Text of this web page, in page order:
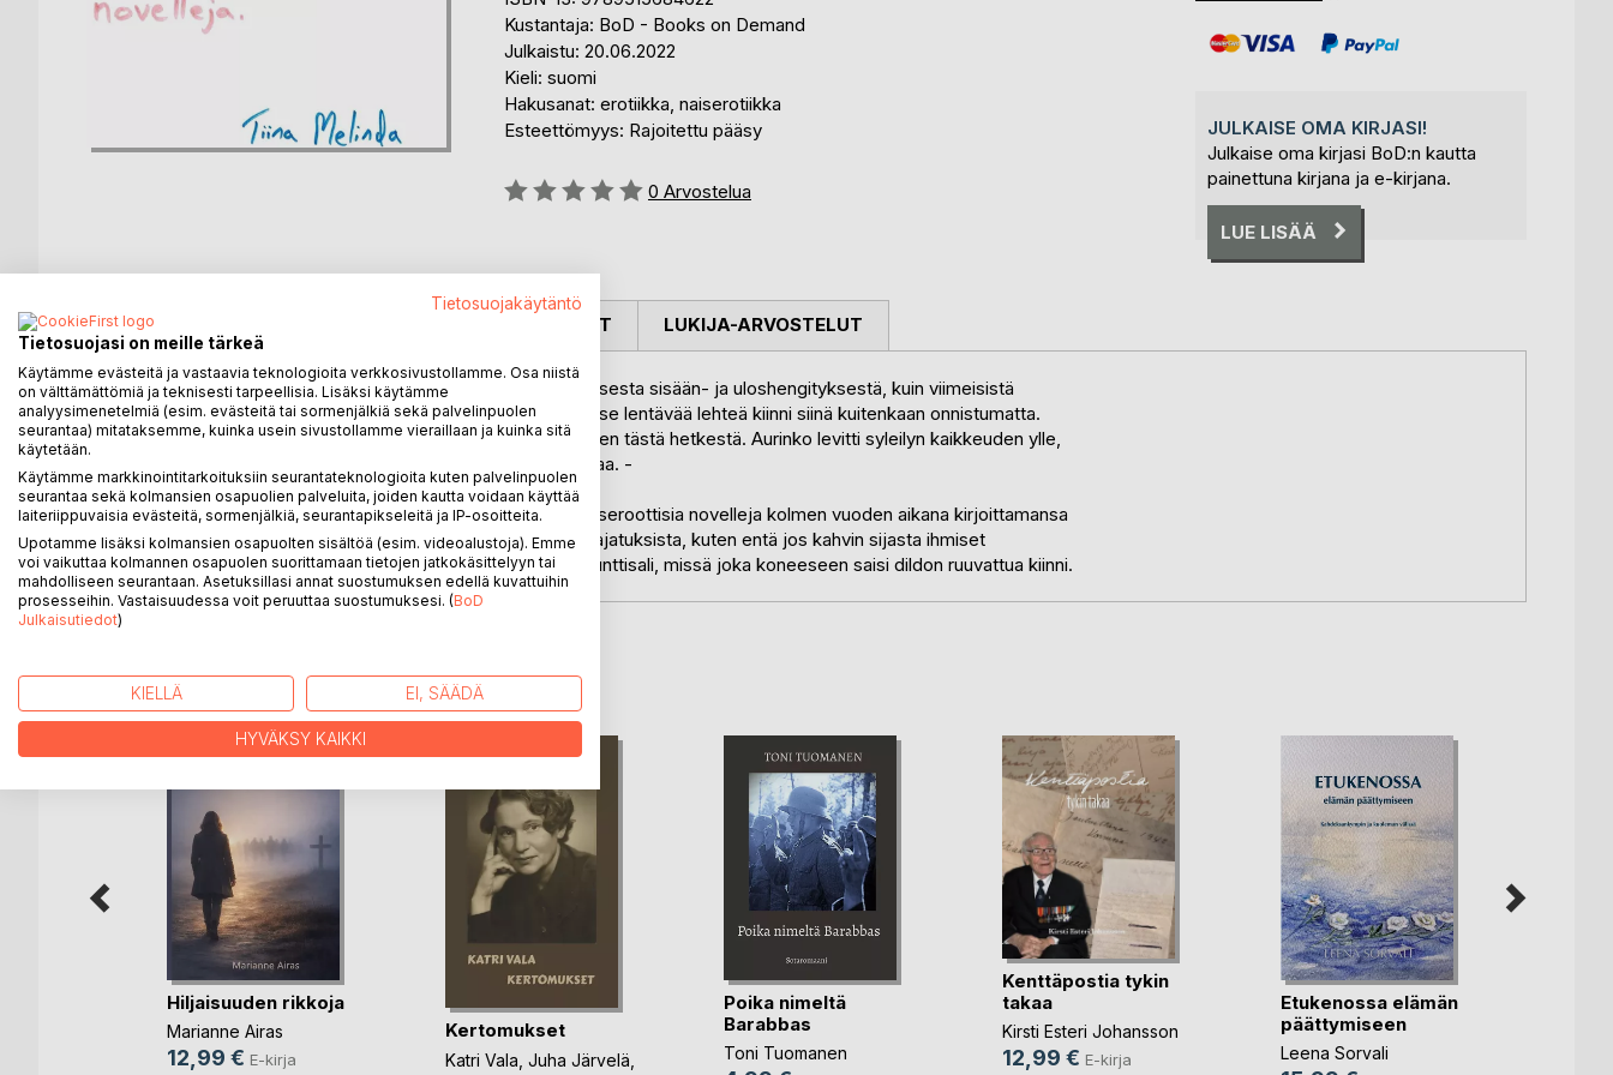
Kustantaja: BoD - Books on Demand
Julkaistu: 20.06.2022
Kieli: suomi
Hakusanat: erotiikka, naiserotiikka
Esteettömyys: Rajoitettu pääsy
Arvostelu::
0 Arvostelua
JULKAISE OMA KIRJASI!
Julkaise oma kirjasi BoD:n kautta
painettuna kirjana ja e-kirjana.
LUE LISÄÄ
KUVAUS
- Nina nautti tuntemuksistaan, sydämen sykkeestä ja jokaisesta sisään- ja uloshengityksestä, kuin viimeisistä
rakkaan jäähyväishaleista, ja aina välillä hän koitti ottaa ohitse lentävää lehteä kiinni siinä kuitenkaan onnistumatta.
Lehtien kiinnisaamattomuus ei haitannut Ninaa. Hän oli iloinen tästä hetkestä. Aurinko levitti syleilyn kaikkeuden ylle,
ja oli lämmin, ja hänellä oli keho, jota silittää ja jota suukottaa. -
Tiina Melinda kokoaa kirjaan Tämä pieni kirja on täynnä naiseroottisia novelleja kolmen vuoden aikana kirjoittamansa
13 naiseroottista novellia. Novellit ovat syntyneet pienistä ajatuksista, kuten entä jos kahvin sijasta ihmiset
virkistäytyisivätkin harrastamalla seksiä, tai entä jos olisi punttisali, missä joka koneeseen saisi dildon ruuvattua kiinni.
LEHDISTÖARVOSTELUT LUKIJA-ARVOSTELUT
LISÄÄ KIRJOJA BoD:LLA
Hiljaisuuden rikkoja
Marianne Airas
12,99 € E-kirja
Kertomukset
Katri Vala Juha Järvelä
Poika nimeltä
Barabbas
Toni Tuomanen
Kenttäpostia tykin
takaa
Kirsti Esteri Johansson
12,99 € E-kirja
Etukenossa elämän
päättymiseen
Leena Sorvali
Tietosuojakäytäntö
Tietosuojasi on meille tärkeä
Käytämme evästeitä ja vastaavia teknologioita verkkosivustollamme. Osa niistä
on välttämättömiä ja teknisesti tarpeellisia. Lisäksi käytämme
analyysimenetelmiä (esim. evästeitä tai sormenjälkiä sekä palvelinpuolen
seurantaa) mitataksemme, kuinka usein sivustollamme vieraillaan ja kuinka sitä
käytetään.
Käytämme markkinointitarkoituksiin seurantateknologioita kuten palvelinpuolen
seurantaa sekä kolmansien osapuolien palveluita, joiden kautta voidaan käyttää
laiteriippuvaisia evästeitä, sormenjälkiä, seurantapikseleitä ja IP-osoitteita.
Upotamme lisäksi kolmansien osapuolten sisältöä (esim. videoalustoja). Emme
voi vaikuttaa kolmannen osapuolen suorittamaan tietojen jatkokäsittelyyn tai
mahdolliseen seurantaan. Asetuksillasi annat suostumuksen edellä kuvattuihin
prosesseihin. Vastaisuudessa voit peruuttaa suostumuksesi. (BoD
Julkaisutiedot)
KIELLÄ EI, SÄÄDÄ
HYVÄKSY KAIKKI